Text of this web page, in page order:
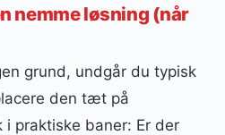
nemme løsning (når
grund, undgår du typisk
den tæt på
praktiske baner: Er der